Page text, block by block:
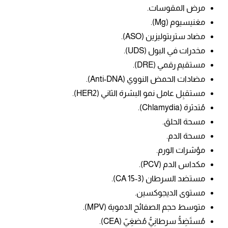
مرض المقوسات.
مغنيسيوم (Mg).
مضاد ستربتوليزين (ASO).
مخدرات في البول (UDS).
مستقيم رقمي (DRE).
مضادات الحمض النووي (Anti-DNA).
مستقبِل عامل نمو البشرة الثاني (HER2).
مُتدثرة (Chlamydia).
مسحة الحلق.
مسحة الدم.
مؤشرات الورم.
مكداس الدم (PCV).
مستضد السرطان (CA 15-3).
مستوى الديجوكسين.
متوسط حجم الصفائح الدموية (MPV).
مُستَضِدُّ سرطانِيُّ مُضغِيّ (CEA).